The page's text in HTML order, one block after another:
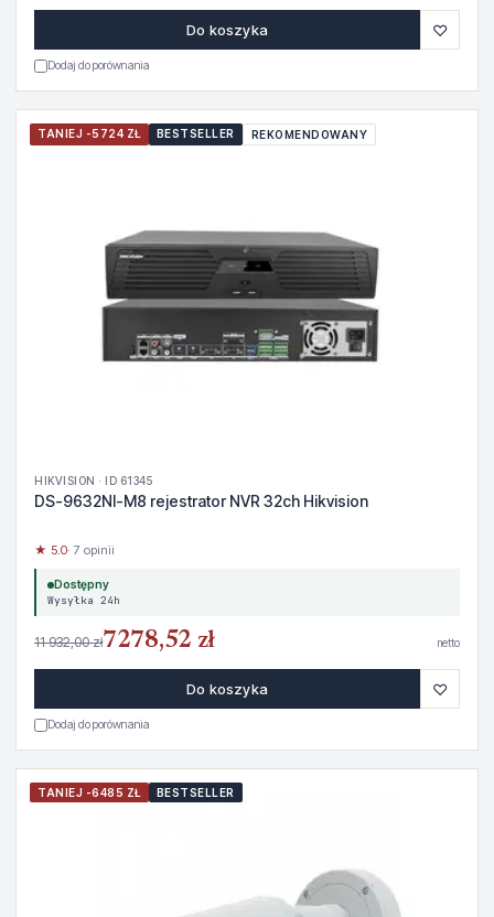
Do koszyka ♡
Dodaj do porównania
TANIEJ -5724 ZŁ BESTSELLER REKOMENDOWANY
HIKVISION · ID 61345
DS-9632NI-M8 rejestrator NVR 32ch Hikvision
★ 5.0· 7 opinii
Dostępny
Wysyłka 24h
11 932,00 zł7278,52 zł netto
Do koszyka ♡
Dodaj do porównania
TANIEJ -6485 ZŁ BESTSELLER